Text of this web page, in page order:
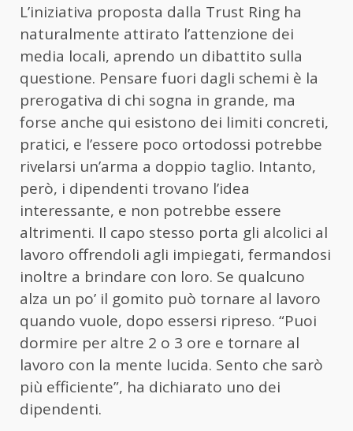
L’iniziativa proposta dalla Trust Ring ha
naturalmente attirato l’attenzione dei
media locali, aprendo un dibattito sulla
questione. Pensare fuori dagli schemi è la
prerogativa di chi sogna in grande, ma
forse anche qui esistono dei limiti concreti,
pratici, e l’essere poco ortodossi potrebbe
rivelarsi un’arma a doppio taglio. Intanto,
però, i dipendenti trovano l’idea
interessante, e non potrebbe essere
altrimenti. Il capo stesso porta gli alcolici al
lavoro offrendoli agli impiegati, fermandosi
inoltre a brindare con loro. Se qualcuno
alza un po’ il gomito può tornare al lavoro
quando vuole, dopo essersi ripreso. “Puoi
dormire per altre 2 o 3 ore e tornare al
lavoro con la mente lucida. Sento che sarò
più efficiente”, ha dichiarato uno dei
dipendenti.